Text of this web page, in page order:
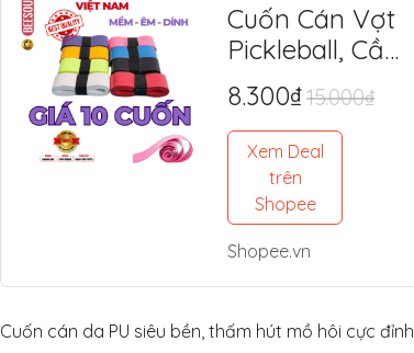
Cuốn Cán Vợt
Pickleball, Cầu
Lông Da PU
Cao Cấp -
Mềm Êm, Siêu
Bám Tay,
Chống Trượt
Tối Ưu
8.300₫15.000₫
Xem Deal
trên
Shopee
Shopee.vn
Cuốn cán da PU siêu bền, thấm hút mồ hôi cực đỉnh,